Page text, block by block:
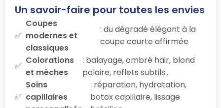
Un savoir-faire pour toutes les envies
Coupes
modernes et
classiques
: du dégradé élégant à la
coupe courte affirmée
Colorations
et mèches
: balayage, ombré hair, blond
polaire, reflets subtils…
Soins
capillaires
: réparation, hydratation,
botox capillaire, lissage